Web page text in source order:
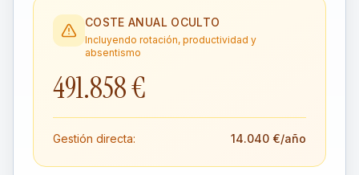
COSTE ANUAL OCULTO
Incluyendo rotación, productividad y
absentismo
491.858 €
Gestión directa: 14.040 €/año